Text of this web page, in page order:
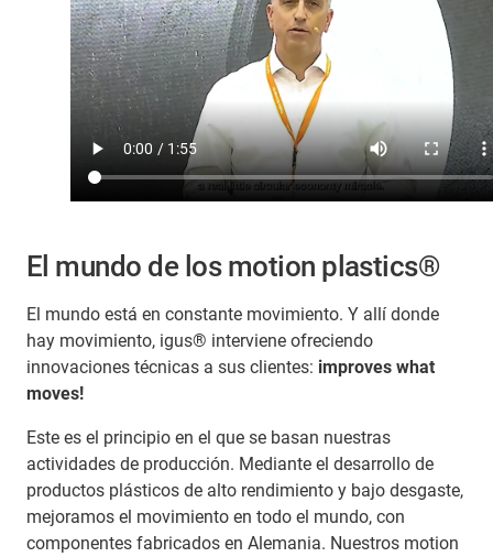
El mundo de los motion plastics®
El mundo está en constante movimiento. Y allí donde
hay movimiento, igus® interviene ofreciendo
innovaciones técnicas a sus clientes: improves what
moves!
Este es el principio en el que se basan nuestras
actividades de producción. Mediante el desarrollo de
productos plásticos de alto rendimiento y bajo desgaste,
mejoramos el movimiento en todo el mundo, con
componentes fabricados en Alemania. Nuestros motion